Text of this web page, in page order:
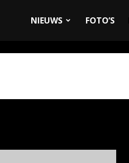
NIEUWS FOTO’S